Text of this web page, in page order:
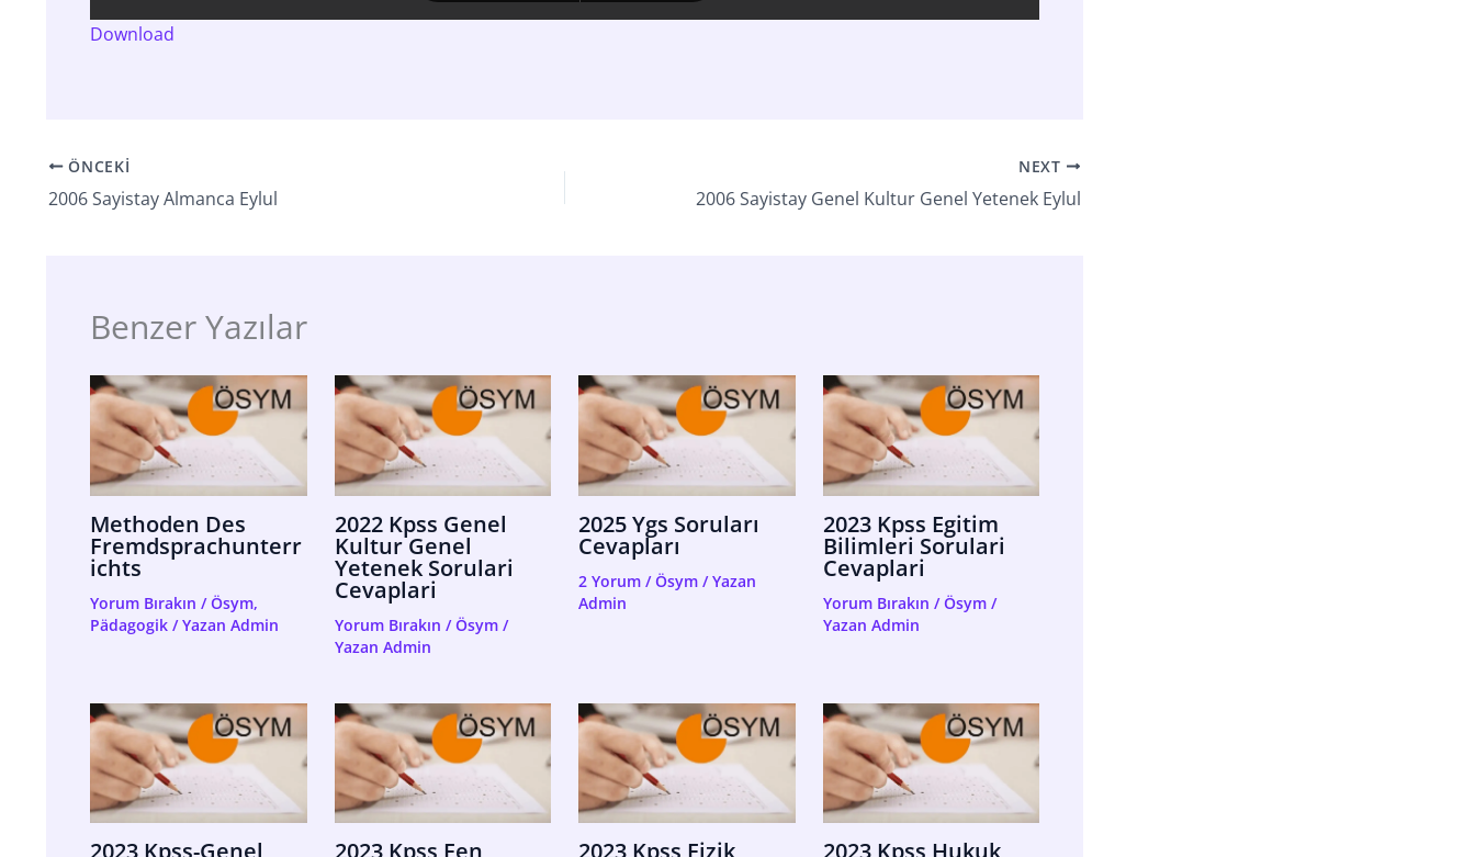
Download
ÖNCEKI
2006 Sayistay Almanca Eylul
NEXT
2006 Sayistay Genel Kultur Genel Yetenek Eylul
Benzer Yazılar
Methoden Des
Fremdsprachunterr
Ichts
Yorum Bırakın /Ösym,
Pädagogik / Yazan Admin
2022 Kpss Genel
Kultur Genel
Yetenek Sorulari
Cevaplari
Yorum Bırakın /Ösym/
Yazan Admin
2025 Ygs Soruları
Cevapları
2 Yorum /Ösym / Yazan
Admin
2023 Kpss Egitim
Bilimleri Sorulari
Cevaplari
Yorum Bırakın /Ösym/
Yazan Admin